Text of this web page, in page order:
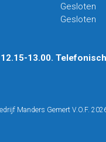
Gesloten
Gesloten
13.00.
Manders Gemert V.O.F.